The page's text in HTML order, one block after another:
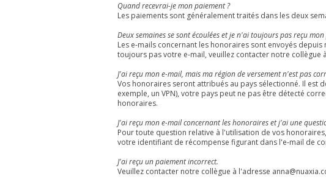
Quand recevrai-je mon paiement ?
Les paiements sont généralement traités dans les deux
Deux semaines se sont écoulées et je n'ai toujours pas reçu
Les e-mails concernant les honoraires sont envoyés depuis
toujours pas votre e-mail, veuillez contacter notre collègue
J'ai reçu mon e-mail, mais ma région de versement n'est pas
Vos honoraires seront attribués au pays sélectionné. Il est
exemple, un VPN), votre pays peut ne pas être détecté
honoraires.
J'ai reçu mon e-mail concernant les honoraires et j'ai une
Pour toute question relative à l'utilisation de vos
votre identifiant de récompense figurant dans l'e-mail de
J'ai reçu un paiement incorrect.
Veuillez contacter notre collègue à l'adresse